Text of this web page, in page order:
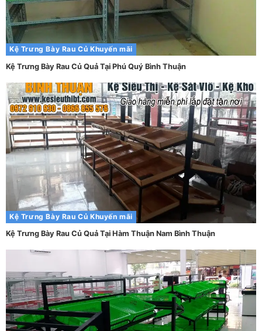
Kệ Trưng Bày Rau Củ Khuyến mãi
Kệ Trưng Bày Rau Củ Quả Tại Phú Quý Bình Thuận
Kệ Trưng Bày Rau Củ Khuyến mãi
Kệ Trưng Bày Rau Củ Quả Tại Hàm Thuận Nam Bình Thuận